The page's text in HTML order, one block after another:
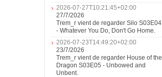
2026-07-27T10:21:45+02:00
27/7/2026
Trem_r vient de regarder Silo S03E04
- Whatever You Do, Don't Go Home.
2026-07-23T14:49:20+02:00
23/7/2026
Trem_r vient de regarder House of the
Dragon S03E05 - Unbowed and
Unbent.